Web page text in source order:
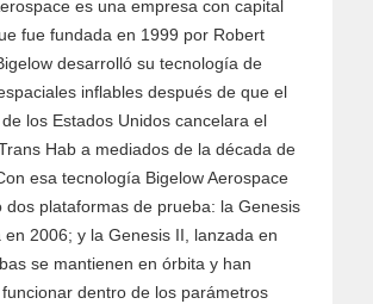
es una empresa con capital
fue fundada en 1999 por Robert
desarrolló su tecnología de
inflables después de que el
los Estados Unidos cancelara el
Hab a mediados de la década de
esa tecnología Bigelow Aerospace
dos plataformas de prueba: la Genesis
en 2006; y la Genesis II, lanzada en
se mantienen en órbita y han
dentro de los parámetros